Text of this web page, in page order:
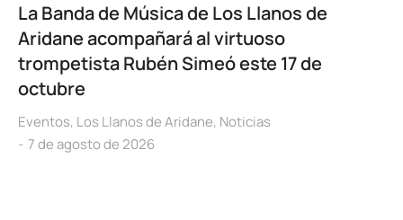
La Banda de Música de Los Llanos de
Aridane acompañará al virtuoso
trompetista Rubén Simeó este 17 de
octubre
Eventos, Los Llanos de Aridane, Noticias
7 de agosto de 2026